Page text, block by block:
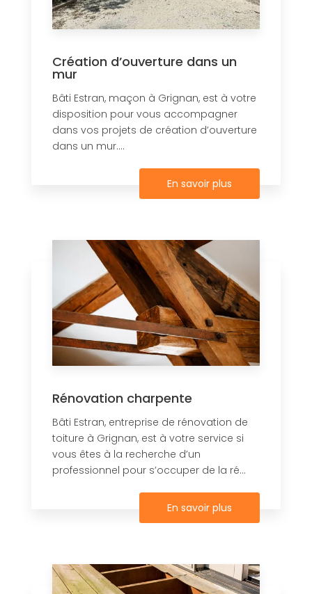
Création d’ouverture dans un
mur
Bâti Estran, maçon à Grignan, est à votre
disposition pour vous accompagner
dans vos projets de création d’ouverture
dans un mur....
En savoir plus
Rénovation charpente
Bâti Estran, entreprise de rénovation de
toiture à Grignan, est à votre service si
vous êtes à la recherche d’un
professionnel pour s’occuper de la ré...
En savoir plus